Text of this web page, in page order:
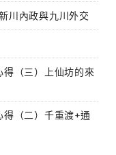
川內政與九川外交
得（三）上仙坊的來
得（二）千重渡+通